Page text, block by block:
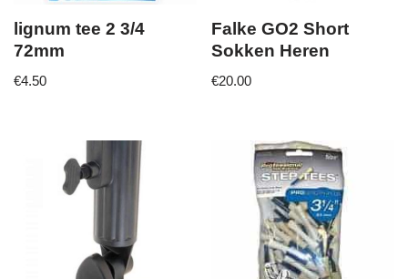
lignum tee 2 3/4
72mm
€4.50
Falke GO2 Short
Sokken Heren
€20.00